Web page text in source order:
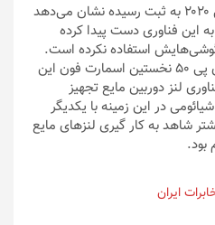
البته یک حق اختراع که در سال ۲۰۲۰ به ثبت رسیده نشان می‌دهد
این فناوری دست پیدا کرده
استفاده نکرده است.
اگر شایعات درست باشد، هواوی پی ۵۰ نخستین اسمارت فون این
لنز دوربین مایع تجهیز
در این زمینه با یکدیگر
شاهد به کار گیری لنزهای مایع
ایران